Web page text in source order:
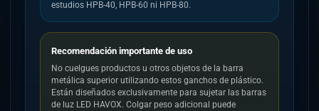
estudios HPB-40, HPB-60 ni HPB-80.
Recomendación importante de uso
No cuelgues productos u otros objetos de la barra
metálica superior utilizando estos ganchos de plástico.
Están diseñados exclusivamente para sujetar las barras
de luz LED HAVOX. Colgar peso adicional puede